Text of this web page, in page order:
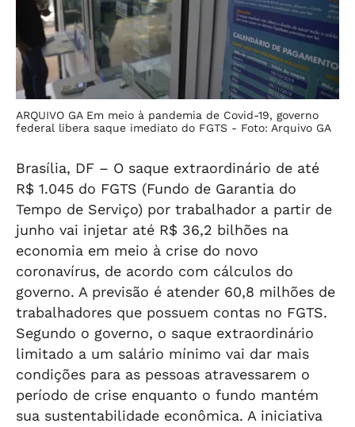
ARQUIVO GA Em meio à pandemia de Covid-19, governo
federal libera saque imediato do FGTS - Foto: Arquivo GA
Brasília, DF – O saque extraordinário de até
R$ 1.045 do FGTS (Fundo de Garantia do
Tempo de Serviço) por trabalhador a partir de
junho vai injetar até R$ 36,2 bilhões na
economia em meio à crise do novo
coronavírus, de acordo com cálculos do
governo. A previsão é atender 60,8 milhões de
trabalhadores que possuem contas no FGTS.
Segundo o governo, o saque extraordinário
limitado a um salário mínimo vai dar mais
condições para as pessoas atravessarem o
período de crise enquanto o fundo mantém
sua sustentabilidade econômica. A iniciativa